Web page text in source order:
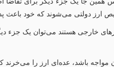
دولتی می‌شوند که خود باعث پدید
خارجی هستند می‌توان یک جزء
باشد، عده‌ای ارز را می‌خرند